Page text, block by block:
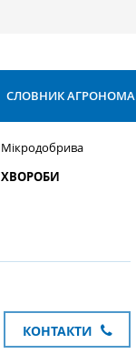
СЛОВНИК АГРОНОМА
Мікродобрива
ХВОРОБИ
КОНТАКТИ